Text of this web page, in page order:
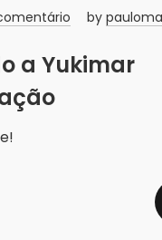
by
a Yukimar